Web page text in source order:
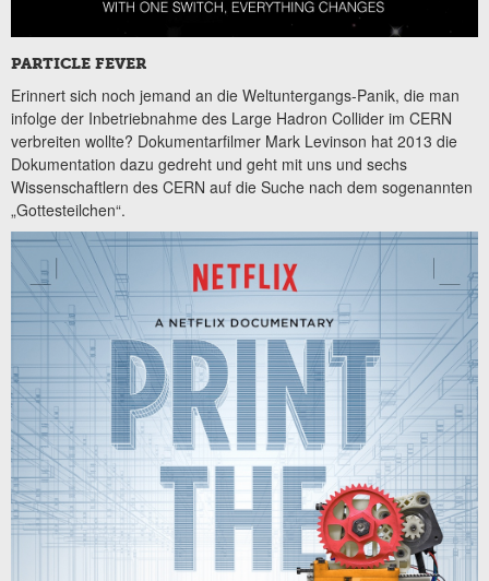
PARTICLE FEVER
Erinnert sich noch jemand an die Weltuntergangs-Panik, die man
infolge der Inbetriebnahme des Large Hadron Collider im CERN
verbreiten wollte? Dokumentarfilmer Mark Levinson hat 2013 die
Dokumentation dazu gedreht und geht mit uns und sechs
Wissenschaftlern des CERN auf die Suche nach dem sogenannten
„Gottesteilchen“.